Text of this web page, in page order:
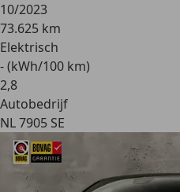
10/2023
73.625 km
Elektrisch
- (kWh/100 km)
2,8
Autobedrijf
NL 7905 SE